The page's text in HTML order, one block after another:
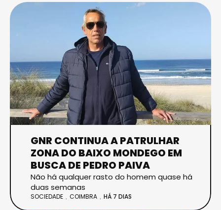
GNR CONTINUA A PATRULHAR
ZONA DO BAIXO MONDEGO EM
BUSCA DE PEDRO PAIVA
Não há qualquer rasto do homem quase há
duas semanas
SOCIEDADE COIMBRA HÁ 7 DIAS